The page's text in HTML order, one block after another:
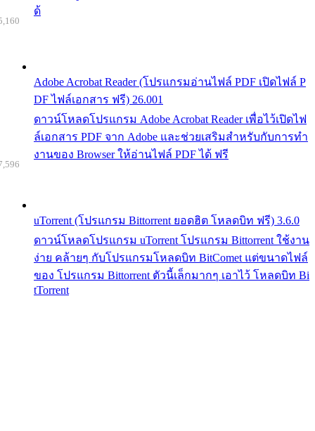
ด้
Adobe Acrobat Reader (โปรแกรมอ่านไฟล์ PDF เปิดไฟล์ P
DF ไฟล์เอกสาร ฟรี) 26.001
ดาวน์โหลดโปรแกรม Adobe Acrobat Reader เพื่อไว้เปิดไฟ
ล์เอกสาร PDF จาก Adobe และช่วยเสริมสำหรับกับการทำ
งานของ Browser ให้อ่านไฟล์ PDF ได้ ฟรี
uTorrent (โปรแกรม Bittorrent ยอดฮิต โหลดบิท ฟรี) 3.6.0
ดาวน์โหลดโปรแกรม uTorrent โปรแกรม Bittorrent ใช้งาน
ง่าย คล้ายๆ กับโปรแกรมโหลดบิท BitComet แต่ขนาดไฟล์
ของ โปรแกรม Bittorrent ตัวนี้เล็กมากๆ เอาไว้ โหลดบิท Bi
tTorrent